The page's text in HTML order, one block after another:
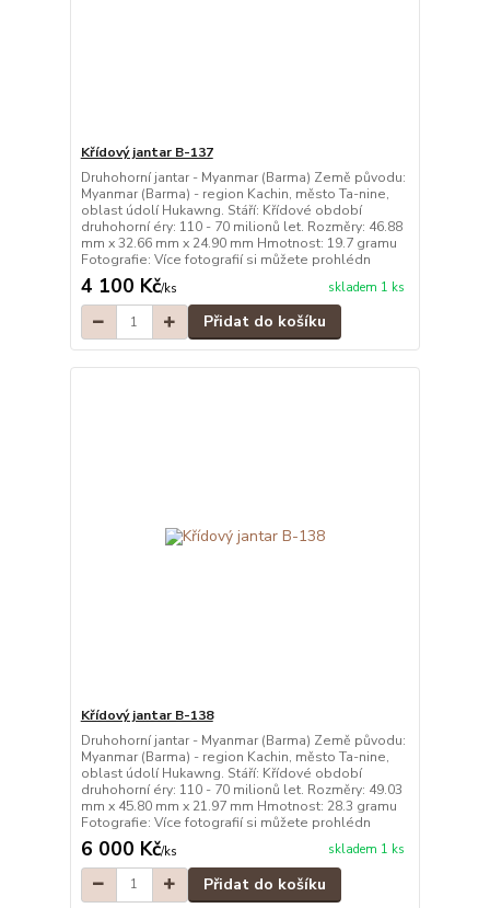
Křídový jantar B-137
Druhohorní jantar - Myanmar (Barma) Země původu:
Myanmar (Barma) - region Kachin, město Ta-nine,
oblast údolí Hukawng. Stáří: Křídové období
druhohorní éry: 110 - 70 milionů let. Rozměry: 46.88
mm x 32.66 mm x 24.90 mm Hmotnost: 19.7 gramu
Fotografie: Více fotografií si můžete prohlédn
4 100 Kč/ks skladem 1 ks
Přidat do košíku
Křídový jantar B-138
Druhohorní jantar - Myanmar (Barma) Země původu:
Myanmar (Barma) - region Kachin, město Ta-nine,
oblast údolí Hukawng. Stáří: Křídové období
druhohorní éry: 110 - 70 milionů let. Rozměry: 49.03
mm x 45.80 mm x 21.97 mm Hmotnost: 28.3 gramu
Fotografie: Více fotografií si můžete prohlédn
6 000 Kč/ks skladem 1 ks
Přidat do košíku